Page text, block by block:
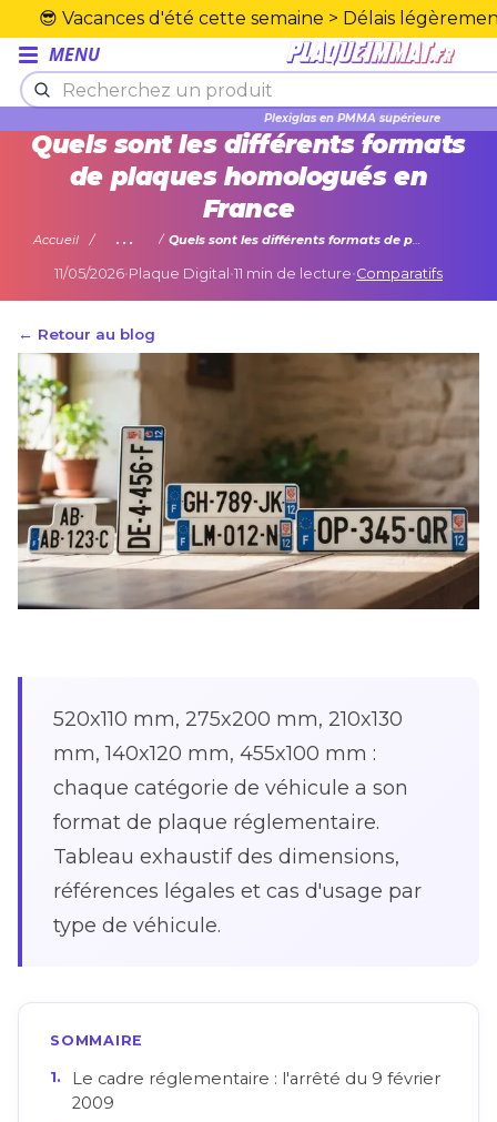
😎 Vacances d'été cette semaine > Délais
MENU
Plexiglas en PMMA supérieure
Quels sont les différents formats
de plaques homologués en
France
Accueil ... Quels sont les différents formats de plaques homologués en France
11/05/2026•Plaque Digital •11 min de lecture•Comparatifs
← Retour au blog
520x110 mm, 275x200 mm, 210x130
mm, 140x120 mm, 455x100 mm :
chaque catégorie de véhicule a son
format de plaque réglementaire.
Tableau exhaustif des dimensions,
références légales et cas d'usage par
type de véhicule.
SOMMAIRE
Le cadre réglementaire : l'arrêté du 9 février
2009